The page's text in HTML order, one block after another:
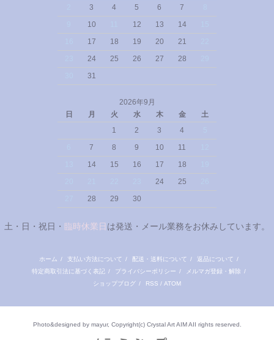
3 4 5 6 7
10 12 13 14
17 18 19 20 21
24 25 26 27 28
31
2026年9月
日
月 火 水 木 金
土
1
2 3 4
7 8 9 10 11
14 15 16 17 18
24 25
28 29 30
土・日・祝日・ 臨時休業日 は発送・メール業務をお休みしています。
ホーム / 支払い方法について / 配送・送料について / 返品について /
特定商取引法に基づく表記 / プライバシーポリシー / メルマガ登録・解除 /
ショップブログ / RSS / ATOM
Photo&designed by mayur, Copyright(c) Crystal Art AIM AII rights reserved.